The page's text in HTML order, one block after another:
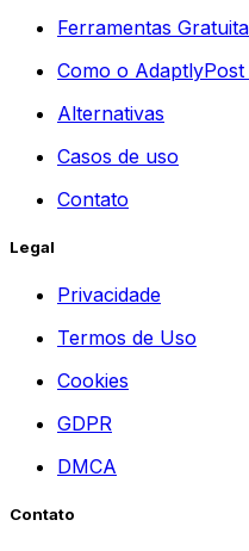
Ferramentas
Como o
Alternativas
Casos de uso
Contato
Legal
Privacidade
Termos de Uso
Cookies
GDPR
DMCA
Contato